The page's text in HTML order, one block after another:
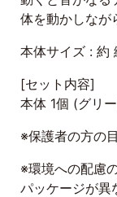
体を動かしなが
本体サイズ :
[セット内容]
本体 1個 (グリ
※保護者の方の
※環境への配慮
パッケージが異